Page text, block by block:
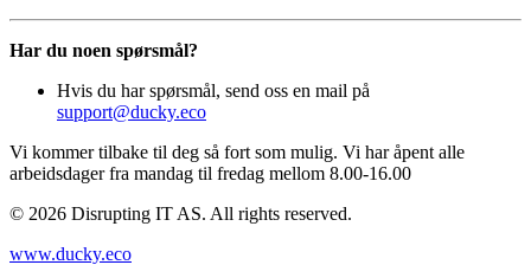
Har du noen spørsmål?
Hvis du har spørsmål, send oss en mail på
support@ducky.eco
Vi kommer tilbake til deg så fort som mulig. Vi har åpent alle
arbeidsdager fra mandag til fredag mellom 8.00-16.00
© 2026 Disrupting IT AS. All rights reserved.
www.ducky.eco